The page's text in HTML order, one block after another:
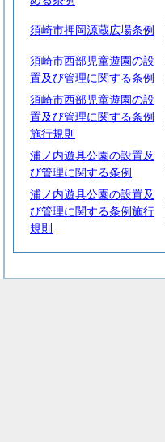
須崎市押岡源蔵広場条例
須崎市西部児童遊園の設
置及び管理に関する条例
須崎市西部児童遊園の設
置及び管理に関する条例
施行規則
浦ノ内遊具公園の設置及
び管理に関する条例
浦ノ内遊具公園の設置及
び管理に関する条例施行
規則